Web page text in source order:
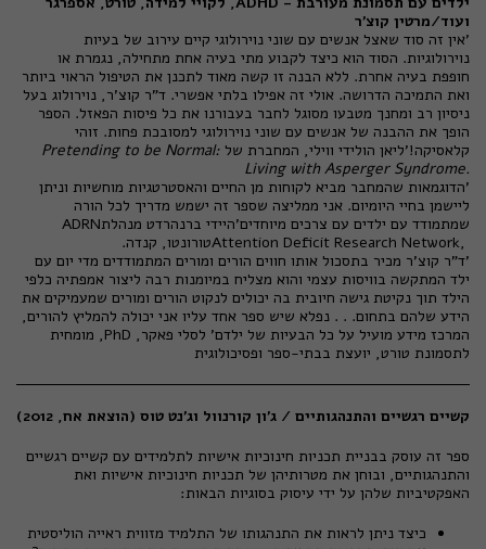
ועוד/מרטין קוצ'ר
'אין זה סוד שאצל אנשים עם שוני נוירולוגי קיים עירוב של בעיות
נוירולוגיות. הסוד הוא כיצד לקבוע מתי בעיה אחת מתחילה, נגמרת או
חופפת בעיה אחרת. ללא הבנה זו קשה מאוד לתכנן את הטיפול הראוי ביותר
ואת התמיכה הדרושה. אולי זה אפילו בלתי אפשרי. ד"ר קוצ'ר, נוירולוג בעל
ניסיון רב ומחנך מטבעו מסוגל לחבר בעבורנו את כל פיסות הפאזל. הספר
הופך את ההבנה של אנשים עם שוני נוירולוגי למסובכת פחות. זוהי
קלאסיקה!'ליאן הולידי ווילי, המחברת של Pretending to be Normal:
Living with Asperger Syndrome.
'הדוגמאות שהמחבר מביא לקוחות מן החיים והאסטרטגיות מוחשיות וניתן
ליישמן בחיי היומיום. אני ממליצה שספר זה ישמש מדריך לכל הורה
שמתמודד עם ילדים עם צרכים מיוחדים'היידי ברנהרדט מנהלתADRN
Attention Deficit Research Network,טורונטו, קנדה.
'ד"ר קוצ'ר מכיר בתסכול אותו חווים הורים ומורים המתמודדים מדי יום עם
ילד המתקשה בוויסות עצמי והוא מצליח במיומנות רבה ליצור אמפתיה כלפי
הילד תוך נקיטת גישה חיובית בה יכולים לנקוט הורים ומורים שמעמיקים את
הידע שלהם בתחום. . . נפלא שיש ספר אחד עליו אני יכולה להמליץ להורים,
המרכז מידע מועיל על כל הבעיות של ילדם' לסלי פאקר, PhD, מומחית
לתסמונת טורט, יועצת בבתי-ספר ופסיכולוגית
קשיים רגשיים והתנהגותיים / ג'ון קורנוול וג'נט טוס (הוצאת אח, 2012)
ספר זה עוסק בבניית תכניות חינוכיות אישיות לתלמידים עם קשיים רגשיים
והתנהגותיים, ובוחן את מטרותיהן של תכניות חינוכיות אישיות ואת
האפקטיביות שלהן על ידי עיסוק בסוגיות הבאות:
כיצד ניתן לראות את התנהגותו של התלמיד מזווית ראייה הוליסטית